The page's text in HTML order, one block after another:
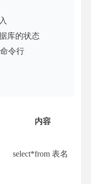
的状态
令行
内容
select*from 表名